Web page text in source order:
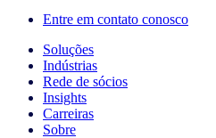
Entre em contato conosco
Soluções
Indústrias
Rede de sócios
Insights
Carreiras
Sobre